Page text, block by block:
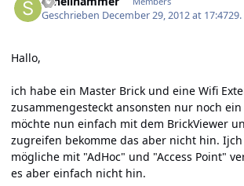
Geschrieben December 29, 2012 at 17:47
Hallo,
ich habe ein Master Brick und eine Wifi
zusammengesteckt ansonsten nur noch ein
möchte nun einfach mit dem BrickViewer
zugreifen bekomme das aber nicht hin.
mögliche mit "AdHoc" und "Access Point"
es aber einfach nicht hin.